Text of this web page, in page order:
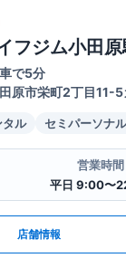
フジム小田
で5分
原市栄町2丁目11-
タル セミパーソナル
営業時間
平日 9:00〜
店舗情報